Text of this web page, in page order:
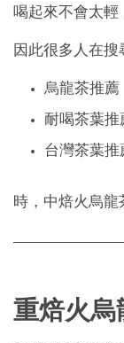
喝起來不會太輕
因此很多人在搜
烏龍茶推薦
耐喝茶葉推
台灣茶葉推
時，中焙火烏龍
重焙火烏